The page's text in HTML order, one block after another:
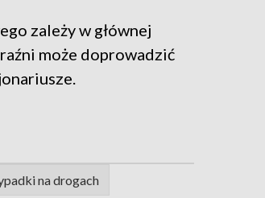
zależy w głównej
może doprowadzić
na drogach